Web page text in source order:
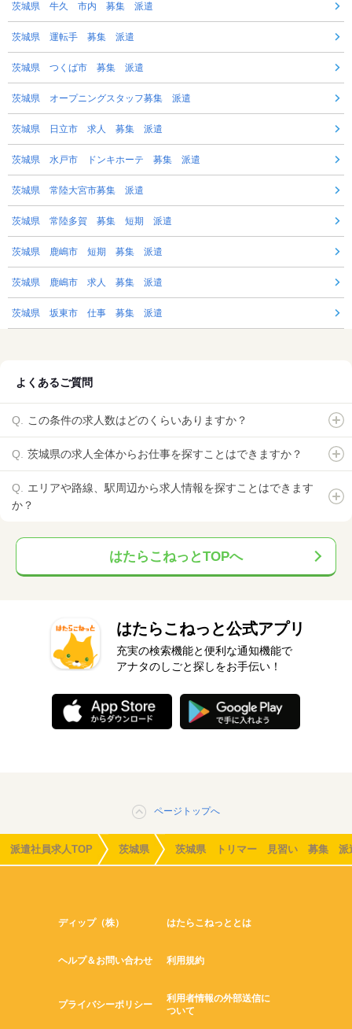
茨城県 牛久 市内 募集 派遣
茨城県 運転手 募集 派遣
茨城県 つくば市 募集 派遣
茨城県 オープニングスタッフ募集 派遣
茨城県 日立市 求人 募集 派遣
茨城県 水戸市 ドンキホーテ 募集 派遣
茨城県 常陸大宮市募集 派遣
茨城県 常陸多賀 募集 短期 派遣
茨城県 鹿嶋市 短期 募集 派遣
茨城県 鹿嶋市 求人 募集 派遣
茨城県 坂東市 仕事 募集 派遣
よくあるご質問
この条件の求人数はどのくらいありますか？
茨城県の求人全体からお仕事を探すことはできますか？
エリアや路線、駅周辺から求人情報を探すことはできます
か？
はたらこねっとTOPへ
はたらこねっと公式アプリ
充実の検索機能と便利な通知機能で
アナタのしごと探しをお手伝い！
ページトップへ
派遣社員求人TOP 茨城県 茨城県 トリマー 見習い 募集 派
ディップ（株） はたらこねっととは
ヘルプ＆お問い合わせ 利用規約
プライバシーポリシー
利用者情報の外部送信に
ついて